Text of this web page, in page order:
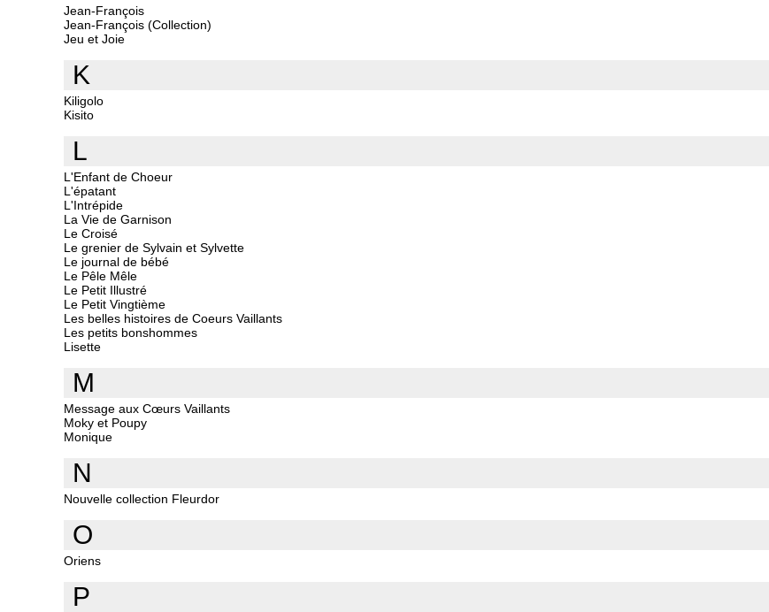
Jean-François
Jean-François (Collection)
Jeu et Joie
K
Kiligolo
Kisito
L
L'Enfant de Choeur
L'épatant
L'Intrépide
La Vie de Garnison
Le Croisé
Le grenier de Sylvain et Sylvette
Le journal de bébé
Le Pêle Mêle
Le Petit Illustré
Le Petit Vingtième
Les belles histoires de Coeurs Vaillants
Les petits bonshommes
Lisette
M
Message aux Cœurs Vaillants
Moky et Poupy
Monique
N
Nouvelle collection Fleurdor
O
Oriens
P